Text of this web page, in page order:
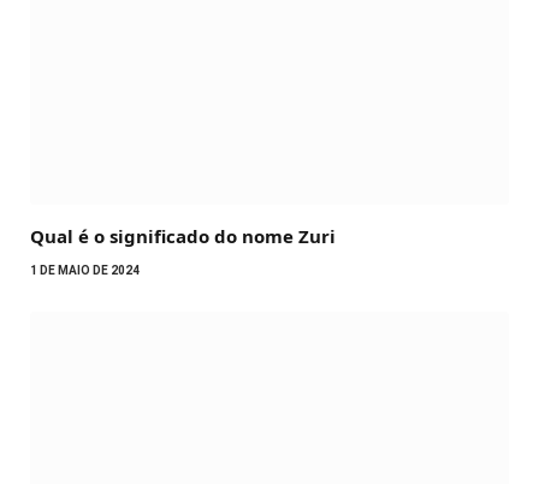
Qual é o significado do nome Zuri
1 DE MAIO DE 2024